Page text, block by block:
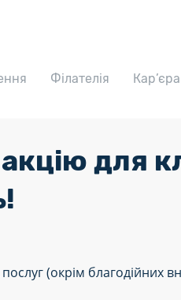
Філателія Кар’єра
для
(окрім благодійних